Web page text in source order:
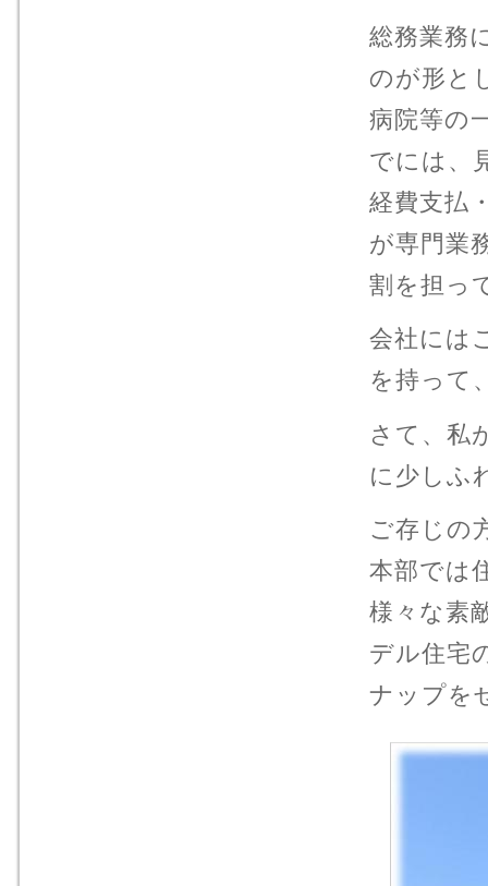
総務業務
のが形と
病院等の
でには、
経費支払
が専門業
割を担っ
会社には
を持って
さて、私
に少しふ
ご存じの
本部では
様々な素
デル住宅
ナップを